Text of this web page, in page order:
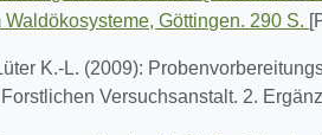
Göttingen. 290 S.
K.-L. (2009):
Versuchsanstalt. 2.